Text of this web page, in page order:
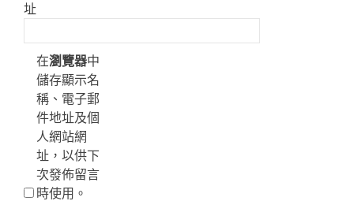
址
在瀏覽器中
儲存顯示名
稱、電子郵
件地址及個
人網站網
址，以供下
次發佈留言
時使用。